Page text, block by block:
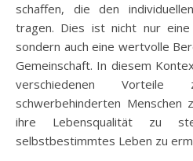
schaffen, die den
tragen. Dies ist nicht nur
sondern auch eine wertvolle
Gemeinschaft. In diesem
verschiedenen
schwerbehinderten Menschen
ihre Lebensqualität zu
selbstbestimmtes Leben zu